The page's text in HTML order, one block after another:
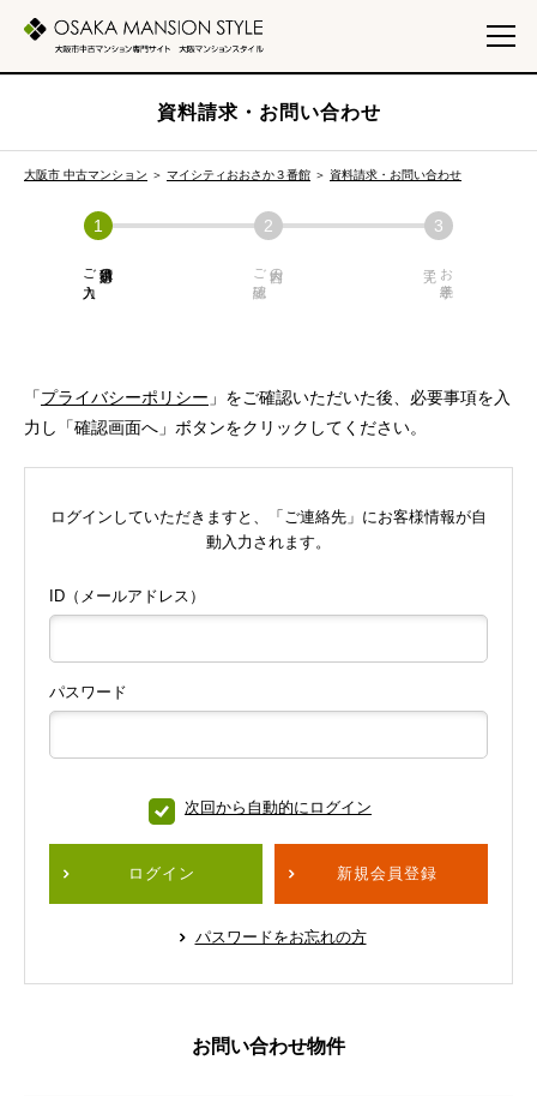
資料請求・お問い合わせ
大阪市 中古マンション ＞ マイシティおおさか３番館 ＞ 資料請求・お問い合わせ
必須項目の
ご入力 内容の
ご確認 お手続き
「プライバシーポリシー 」をご確認いただいた後、必要事項を入
力し「確認画面へ」ボタンをクリックしてください。
ログインしていただきますと、「ご連絡先」にお客様情報が自
動入力されます。
ID（メールアドレス）
パスワード
次回から自動的にログイン
ログイン 新規会員登録
パスワードをお忘れの方
お問い合わせ物件